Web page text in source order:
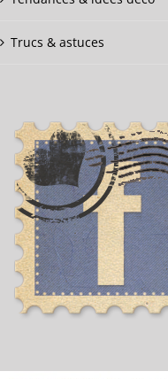
Trucs & astuces